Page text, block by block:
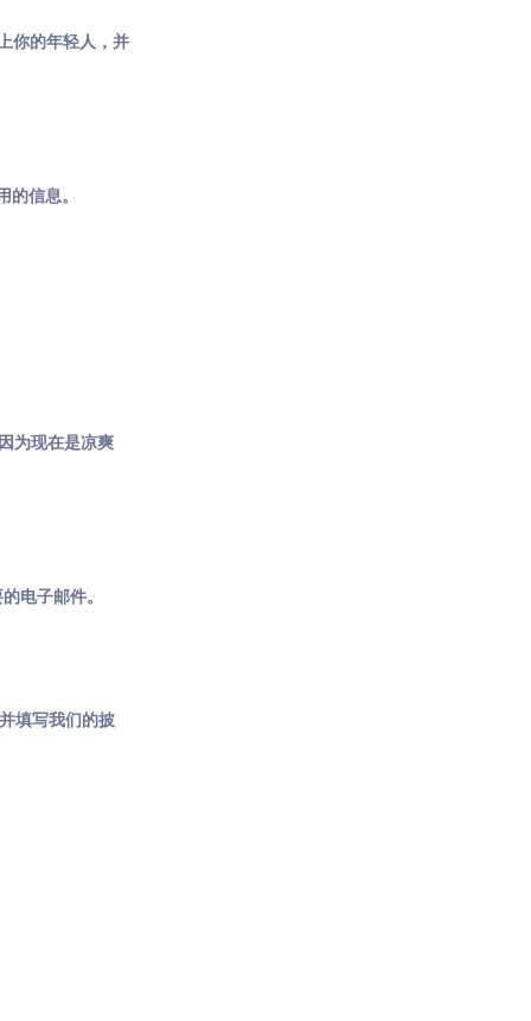
你的年轻人，并
信息。
为现在是凉爽
电子邮件。
填写我们的披